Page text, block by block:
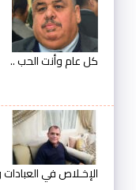
كل عام وأنت الحب ..
الإخـلاص في